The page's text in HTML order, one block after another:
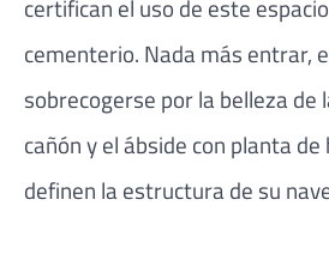
certifican el uso de este
cementerio. Nada más entrar,
sobrecogerse por la belleza de
cañón y el ábside con planta
definen la estructura de su